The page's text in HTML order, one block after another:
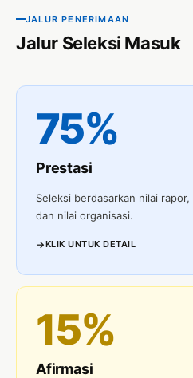
JALUR PENERIMAAN
Jalur Seleksi Masuk
75%
Prestasi
Seleksi berdasarkan nilai
dan nilai organisasi.
KLIK UNTUK DETAIL
15%
Afirmasi